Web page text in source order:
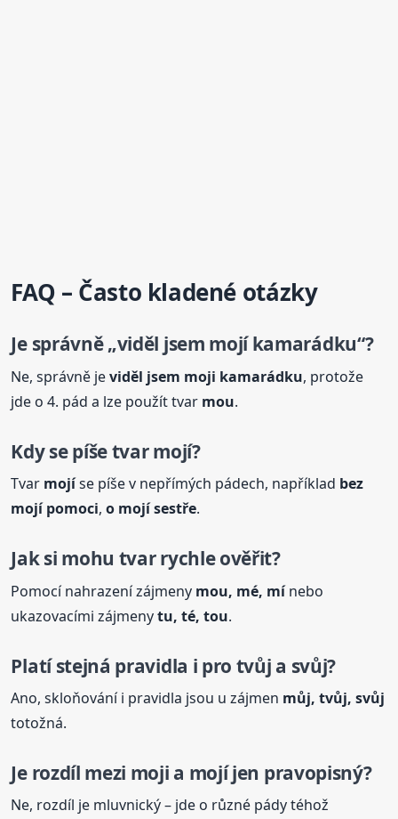
FAQ – Často kladené otázky
Je správně „viděl jsem mojí kamarádku“?
Ne, správně jeviděl jsem moji kamarádku, protože
jde o 4. pád a lze použít tvar mou.
Kdy se píše tvar mojí?
Tvar mojíse píše v nepřímých pádech, například bez
mojí pomoci,o mojí sestře.
Jak si mohu tvar rychle ověřit?
Pomocí nahrazení zájmeny mou, mé, mínebo
ukazovacími zájmenytu, té, tou.
Platí stejná pravidla i pro tvůj a svůj?
Ano, skloňování i pravidla jsou u zájmen můj, tvůj, svůj
totožná.
Je rozdíl mezi moji a mojí jen pravopisný?
Ne, rozdíl je mluvnický – jde o různé pády téhož